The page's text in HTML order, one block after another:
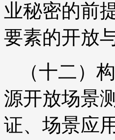
业秘密的前
要素的开放
（十二）
源开放场景
证、场景应